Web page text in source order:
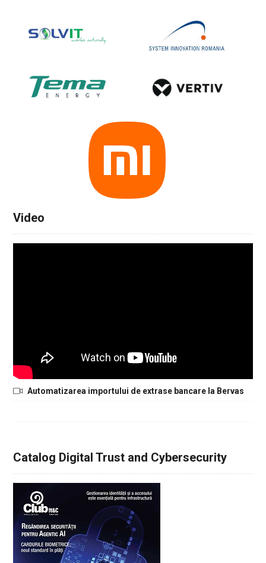
Video
Automatizarea importului de extrase bancare la Bervas
Catalog Digital Trust and Cybersecurity